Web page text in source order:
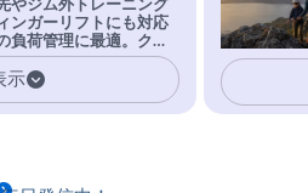
着力で極小ホールドに
やジム外トレーニング
ンガーリフトにも対応
負荷管理に最適。クラ
本気で鍛えるギア。
示